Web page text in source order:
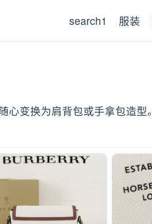
search1 服装
变换为肩背包或手拿包造